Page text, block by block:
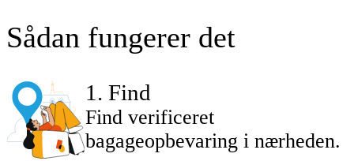
Sådan fungerer det
1 . Find
Find verificeret
bagageopbevaring i nærheden.